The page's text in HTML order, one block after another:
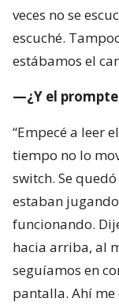
veces no se
escuché.
estábamos el
—¿Y el
“Empecé a leer
tiempo no lo
switch. Se
estaban
funcionando.
hacia arriba, al
seguíamos en
pantalla. Ahí me